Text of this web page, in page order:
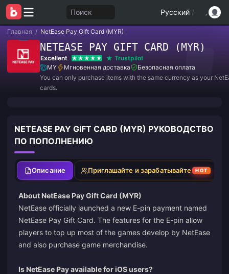
Поиск Русский /
Главная / NetEase Pay Gift Card (MYR)
NETEASE PAY GIFT CARD (MYR)
Excellent
Trustpilot
MY
Мгновенная доставка
Безопасная оплата
You can only purchase items with the same currency as your
cards.
NETEASE PAY GIFT CARD (MYR) РУКОВОДСТВО
ПО ПОПОЛНЕНИЮ
Описание Приглашайте и зарабатывайте HOT
About NetEase Pay Gift Card (MYR)
NetEase officially launched a new E-pin payment named
NetEase Pay Gift Card. The features for the E-pin allow
players to top up most of the games develop by NetEase
and also purchase game merchandise.
Is NetEase Pay available for iOS users?